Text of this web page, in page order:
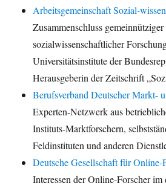
Arbeitsgemeinschaft Sozial-
Zusammenschluss gemeinnütziger
sozialwissenschaftlicher
Universitätsinstitute der
Herausgeberin der Zeitschrift
Berufsverband Deutscher Markt-
Experten-Netzwerk aus
Instituts-Marktforschern,
Feldinstituten und anderen
Deutsche Gesellschaft für Online-
Interessen der Online-Forscher im